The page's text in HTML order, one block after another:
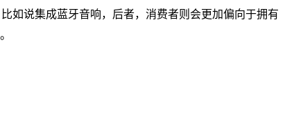
如说集成蓝牙音响，后者，消费者则会更加偏向于拥有